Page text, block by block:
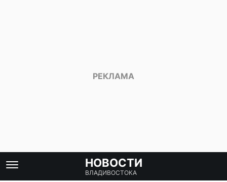
НОВОСТИ
ВЛАДИВОСТОКА